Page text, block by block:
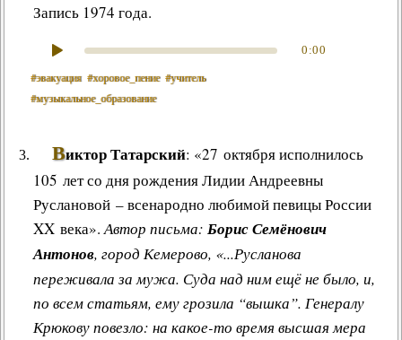
Запись 1974 года.
0:00
#эвакуация #хоровое_пение #учитель
#музыкальное_образование
Виктор Татарский: «27 октября исполнилось
105 лет со дня рождения Лидии Андреевны
Руслановой – всенародно любимой певицы России
XX века».Автор письма: Борис Семёнович
Антонов, город Кемерово, «...Русланова
переживала за мужа. Суда над ним ещё не было, и,
по всем статьям, ему грозила “вышка”. Генералу
Крюкову повезло: на какое-то время высшая мера